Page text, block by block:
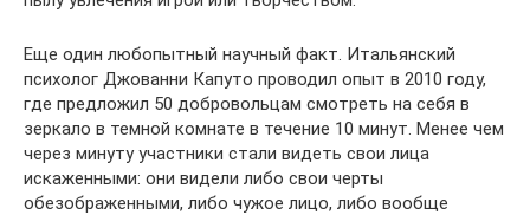
Еще один любопытный научный факт. Итальянский
психолог Джованни Капуто проводил опыт в 2010 году,
где предложил 50 добровольцам смотреть на себя в
зеркало в темной комнате в течение 10 минут. Менее чем
через минуту участники стали видеть свои лица
искаженными: они видели либо свои черты
обезображенными, либо чужое лицо, либо вообще